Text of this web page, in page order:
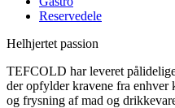
Reservedele
Helhjertet passion
TEFCOLD har leveret
der opfylder kravene fra
og frysning af mad og